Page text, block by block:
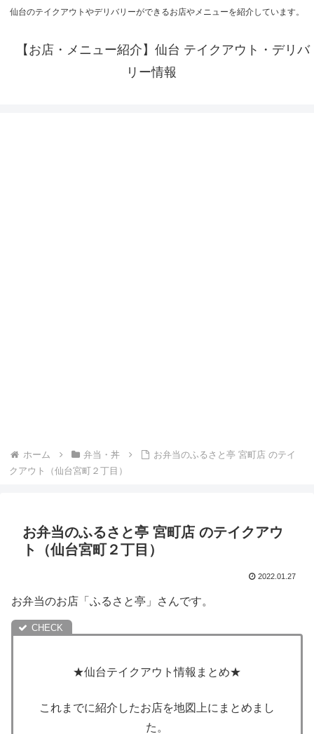
仙台のテイクアウトやデリバリーができるお店やメニューを紹介しています。
【お店・メニュー紹介】仙台 テイクアウト・デリバ
リー情報
ホーム 弁当・丼
お弁当のふるさと亭 宮町店 のテイ
クアウト（仙台宮町２丁目）
お弁当のふるさと亭 宮町店 のテイクアウ
ト（仙台宮町２丁目）
2022.01.27
お弁当のお店「ふるさと亭」さんです。
★仙台テイクアウト情報まとめ★
これまでに紹介したお店を地図上にまとめまし
た。